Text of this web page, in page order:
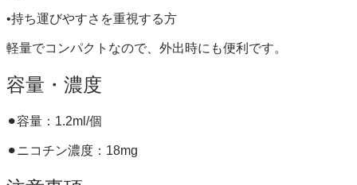
•持ち運びやすさを重視する方
軽量でコンパクトなので、外出時にも便利です。
容量・濃度
⚫︎容量：1.2ml/個
⚫︎ニコチン濃度：18mg